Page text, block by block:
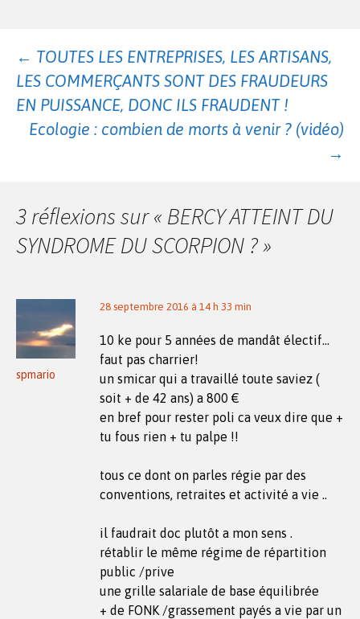
Navigation
des
← TOUTES LES ENTREPRISES, LES ARTISANS,
LES COMMERÇANTS SONT DES FRAUDEURS
EN PUISSANCE, DONC ILS FRAUDENT !
Ecologie : combien de morts à venir ? (vidéo)
→
3 réflexions sur « BERCY ATTEINT DU
SYNDROME DU SCORPION ?»
spmario
28 septembre 2016 à 14 h 33 min
10 ke pour 5 années de mandât électif…
faut pas charrier!
un smicar qui a travaillé toute saviez (
soit + de 42 ans) a 800 €
en bref pour rester poli ca veux dire que +
tu fous rien + tu palpe !!
tous ce dont on parles régie par des
conventions, retraites et activité a vie ..
il faudrait doc plutôt a mon sens .
rétablir le même régime de répartition
public /prive
une grille salariale de base équilibrée
+ de FONK /grassement payés a vie par un